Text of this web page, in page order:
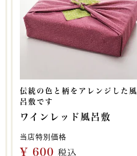
伝統の色と柄をアレンジした風
呂敷です
ワインレッド風呂敷
当店特別価格
¥ 600 税込